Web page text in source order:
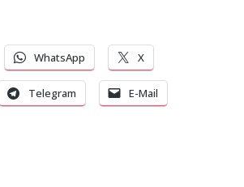
WhatsApp X
Telegram E-Mail